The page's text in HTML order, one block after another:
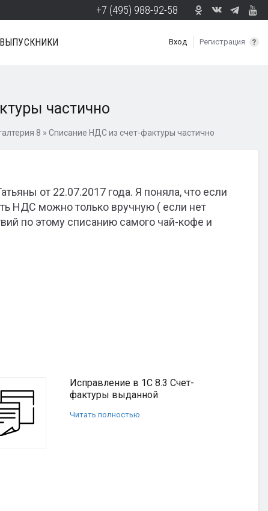
+7 (495) 988-92-58
Вход Регистрация
ВЫПУСКНИКИ
частично
8 » Списание НДС из счет-фактуры частично
от 22.07.2017 года. Я поняла, что если
НДС можно только вручную ( если нет
по этому списанию самого чай-кофе и
Исправление в 1С 8.3 Счет-
фактуры выданной
Читать полностью